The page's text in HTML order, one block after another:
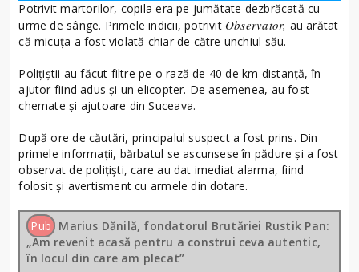
Potrivit martorilor, copila era pe jumătate dezbrăcată cu
urme de sânge. Primele indicii, potrivit Observator, au arătat
că micuţa a fost violată chiar de către unchiul său.
Poliţiştii au făcut filtre pe o rază de 40 de km distanță, în
ajutor fiind adus și un elicopter. De asemenea, au fost
chemate și ajutoare din Suceava.
După ore de căutări, principalul suspect a fost prins. Din
primele informații, bărbatul se ascunsese în pădure și a fost
observat de polițiști, care au dat imediat alarma, fiind
folosit și avertisment cu armele din dotare.
Pub Marius Dănilă, fondatorul Brutăriei Rustik Pan:
„Am revenit acasă pentru a construi ceva autentic,
în locul din care am plecat”